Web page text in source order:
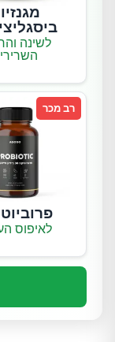
לשינה
רב מכר
לאיפוס